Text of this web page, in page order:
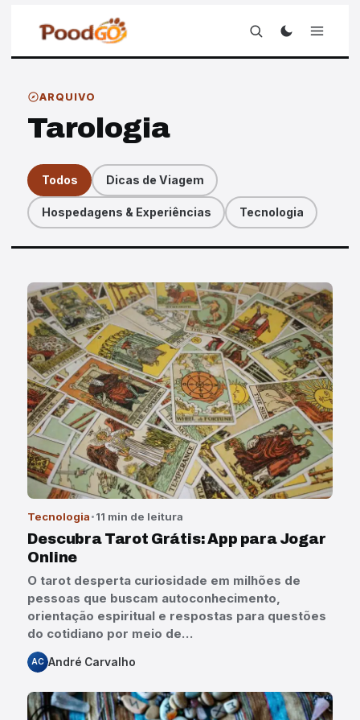
ARQUIVO
Tarologia
Todos Dicas de Viagem
Hospedagens & Experiências Tecnologia
Artigos
Tecnologia 11 min de leitura
Descubra Tarot Grátis: App para Jogar
Online
O tarot desperta curiosidade em milhões de
pessoas que buscam autoconhecimento,
orientação espiritual e respostas para questões
do cotidiano por meio de…
AC André Carvalho